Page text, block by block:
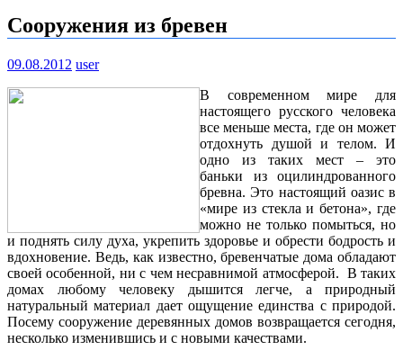
Сооружения из бревен
09.08.2012 user
В современном мире для
настоящего русского человека
все меньше места, где он может
отдохнуть душой и телом. И
одно из таких мест – это
баньки из оцилиндрованного
бревна. Это настоящий оазис в
«мире из стекла и бетона», где
можно не только помыться, но
и поднять силу духа, укрепить здоровье и обрести бодрость и
вдохновение. Ведь, как известно, бревенчатые дома обладают
своей особенной, ни с чем несравнимой атмосферой. В таких
домах любому человеку дышится легче, а природный
натуральный материал дает ощущение единства с природой.
Посему сооружение деревянных домов возвращается сегодня,
несколько изменившись и с новыми качествами.